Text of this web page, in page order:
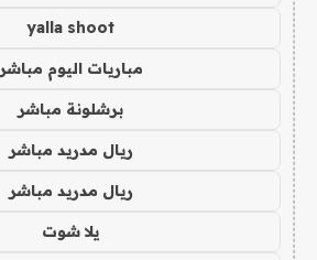
yalla shoot
مباريات اليوم مباشر
برشلونة مباشر
ريال مدريد مباشر
ريال مدريد مباشر
يلا شوت